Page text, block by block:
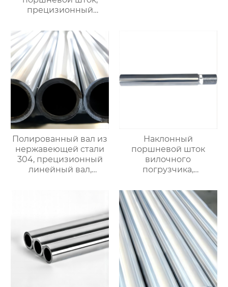
прецизионный
линейный стальной
вал с линейным
подшипником,
хромированный
полированный вал с
высокой жесткостью.
Возможность
индивидуального
заказа. Прямая
продажа с завода.
Полированный вал из
нержавеющей стали
304, прецизионный
линейный вал,
полый вал $900/ton
Наклонный
поршневой шток
вилочного
погрузчика,
поршневой шток,
линейный стальной
вал, линейный
подшипниковый вал,
жесткий
хромированный
полированный вал,
доступна
кастомизация, прямая
продажа с завода.